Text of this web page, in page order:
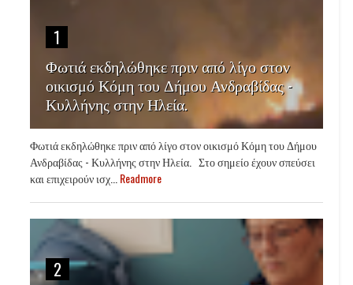
1
Φωτιά εκδηλώθηκε πριν από λίγο στον
οικισμό Κόμη του Δήμου Ανδραβίδας -
Κυλλήνης στην Ηλεία.
Φωτιά εκδηλώθηκε πριν από λίγο στον οικισμό Κόμη του Δήμου
Ανδραβίδας - Κυλλήνης στην Ηλεία. Στο σημείο έχουν σπεύσει
και επιχειρούν ισχ...Readmore
2